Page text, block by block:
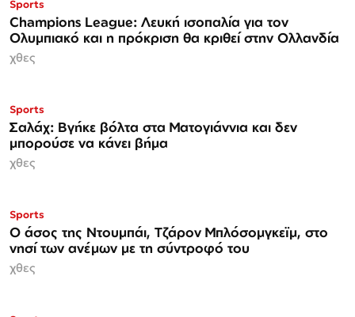
Sports
Champions League: Λευκή ισοπαλία για τον
Ολυμπιακό και η πρόκριση θα κριθεί στην Ολλανδία
χθες
Sports
Σαλάχ: Βγήκε βόλτα στα Ματογιάννια και δεν
μπορούσε να κάνει βήμα
χθες
Sports
Ο άσος της Ντουμπάι, Τζάρον Μπλόσομγκεϊμ, στο
νησί των ανέμων με τη σύντροφό του
χθες